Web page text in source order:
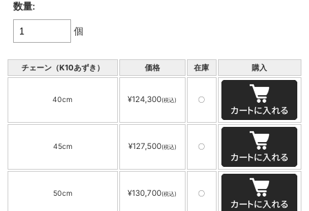
数量:
個
チェーン（K10あずき） 価格 在庫 購入
40cm ¥124,300(税込) 〇
45cm ¥127,500(税込) 〇
50cm ¥130,700(税込) 〇